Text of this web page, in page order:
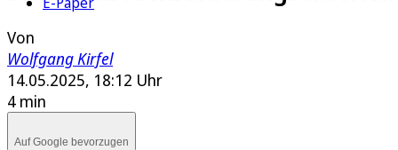
Von
Wolfgang Kirfel
14.05.2025, 18:12 Uhr
4 min
Auf Google bevorzugen